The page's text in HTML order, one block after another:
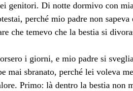
genitori. Di notte dormivo con
perché mio padre non
che temevo che la bestia si
i giorni, e mio padre si
mai sbranato, perché lei voleva
Primo: là dentro la bestia non